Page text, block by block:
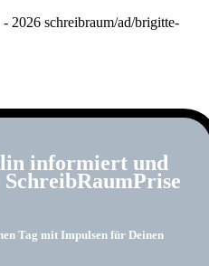
schreibraum/ad/brigitte-
informiert und
Tag mit Impulsen für Deinen